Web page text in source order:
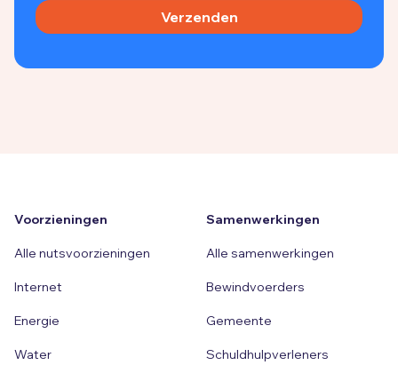
Voorzieningen
Alle nutsvoorzieningen
Internet
Energie
Water
Samenwerkingen
Alle samenwerkingen
Bewindvoerders
Gemeente
Schuldhulpverleners